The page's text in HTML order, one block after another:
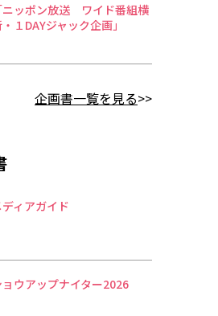
ニッポン放送 ワイド番組横
１DAYジャック企画」
企画書一覧を見る>>
ディアガイド
ョウアップナイター2026